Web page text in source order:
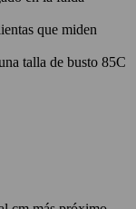
que miden
talla de busto 85C